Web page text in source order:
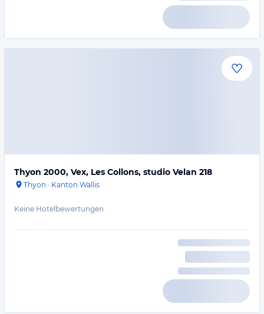
Thyon 2000, Vex, Les Collons, studio Velan 218
Thyon · Kanton Wallis
Keine Hotelbewertungen